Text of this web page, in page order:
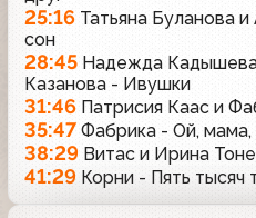
25:16 Татьяна Буланова
сон
28:45 Надежда
Казанова - Ивушки
31:46 Патрисия Каас и
35:47 Фабрика - Ой, мама,
38:29 Витас и Ирина
41:29 Корни - Пять тысяч